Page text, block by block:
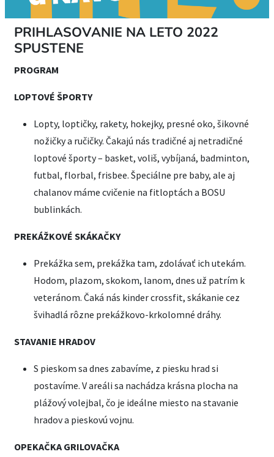
PRIHLASOVANIE NA LETO 2022
SPUSTENE
PROGRAM
LOPTOVÉ ŠPORTY
Lopty, loptičky, rakety, hokejky, presné oko, šikovné
nožičky a ručičky. Čakajú nás tradičné aj netradičné
loptové športy – basket, voliš, vybíjaná, badminton,
futbal, florbal, frisbee. Špeciálne pre baby, ale aj
chalanov máme cvičenie na fitloptách a BOSU
bublinkách.
PREKÁŽKOVÉ SKÁKAČKY
Prekážka sem, prekážka tam, zdolávať ich utekám.
Hodom, plazom, skokom, lanom, dnes už patrím k
veteránom. Čaká nás kinder crossfit, skákanie cez
švihadlá rôzne prekážkovo-krkolomné dráhy.
STAVANIE HRADOV
S pieskom sa dnes zabavíme, z piesku hrad si
postavíme. V areáli sa nachádza krásna plocha na
plážový volejbal, čo je ideálne miesto na stavanie
hradov a pieskovú vojnu.
OPEKAČKA GRILOVAČKA